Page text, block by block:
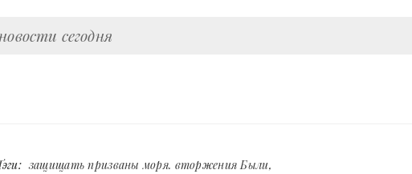
сегодня
защищать призваны моря. вторжения Были